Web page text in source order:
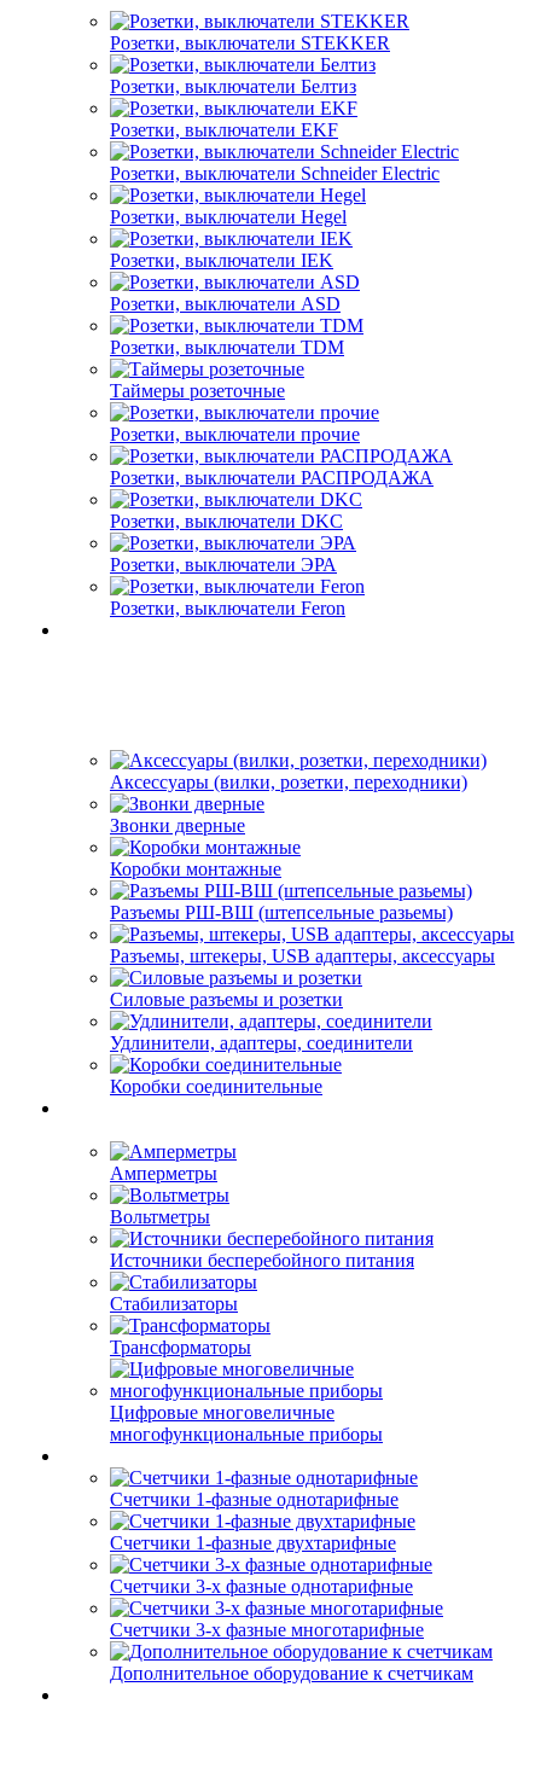
Розетки, выключатели STEKKER
Розетки, выключатели Белтиз
Розетки, выключатели EKF
Розетки, выключатели Schneider Electric
Розетки, выключатели Hegel
Розетки, выключатели IEK
Розетки, выключатели ASD
Розетки, выключатели TDM
Таймеры розеточные
Розетки, выключатели прочие
Розетки, выключатели РАСПРОДАЖА
Розетки, выключатели DKC
Розетки, выключатели ЭРА
Розетки, выключатели Feron
Аксессуары (вилки, розетки, переходники)
Звонки дверные
Коробки монтажные
Разъемы РШ-ВШ (штепсельные разьемы)
Разъемы, штекеры, USB адаптеры, аксессуары
Силовые разъемы и розетки
Удлинители, адаптеры, соединители
Коробки соединительные
Амперметры
Вольтметры
Источники бесперебойного питания
Стабилизаторы
Трансформаторы
Цифровые многовеличные
многофункциональные приборы
Счетчики 1-фазные однотарифные
Счетчики 1-фазные двухтарифные
Счетчики 3-х фазные однотарифные
Счетчики 3-х фазные многотарифные
Дополнительное оборудование к счетчикам